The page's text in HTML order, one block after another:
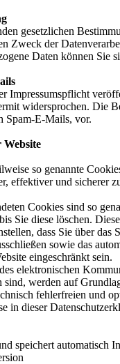
gesetzlichen
Zweck der
Daten können Sie
Impressumspflicht
widersprochen. Die
Spam-E-Mails, vor.
Website
so genannte
effektiver und sicherer
Cookies sind so
Sie diese löschen.
dass Sie über
sowie das
eingeschränkt sein.
elektronischen
werden auf
fehlerfreien und
in dieser
speichert automatisch